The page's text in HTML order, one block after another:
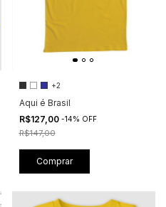
+2
Aqui é Brasil
R$127,00 -14% OFF
R$147,00
Comprar